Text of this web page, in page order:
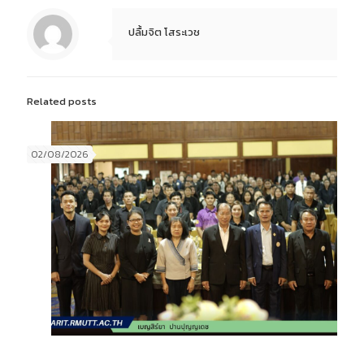
ปลื้มจิต โสระเวช
Related posts
02/08/2026